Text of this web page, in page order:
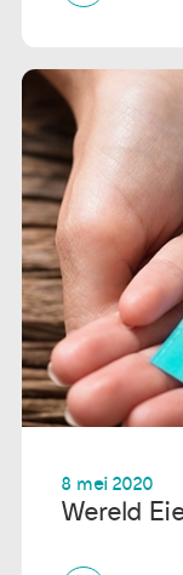
8 mei 2020
Wereld